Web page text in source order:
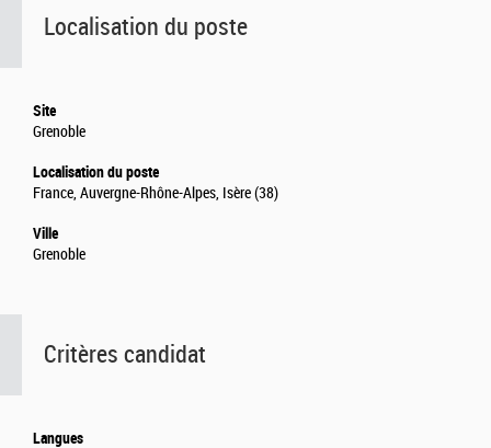
Localisation du poste
Site
Grenoble
Localisation du poste
France, Auvergne-Rhône-Alpes, Isère (38)
Ville
Grenoble
Critères candidat
Langues